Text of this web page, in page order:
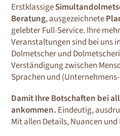
Erstklassige
Beratung, ausgezeichnete
gelebter Full-Service. Ihre
Veranstaltungen sind bei uns
Dolmetscher und
Verständigung zwischen
Sprachen und
Damit Ihre Botschaften bei
ankommen. Eindeutig,
Mit allen Details, Nuancen